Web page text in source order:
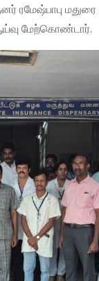
ரமேஷ்பாபு
மேற்கொண்டார்.